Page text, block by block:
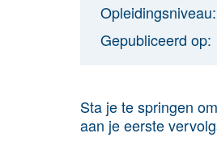
Opleidingsniveau:
Gepubliceerd op:
Sta je te springen
aan je eerste